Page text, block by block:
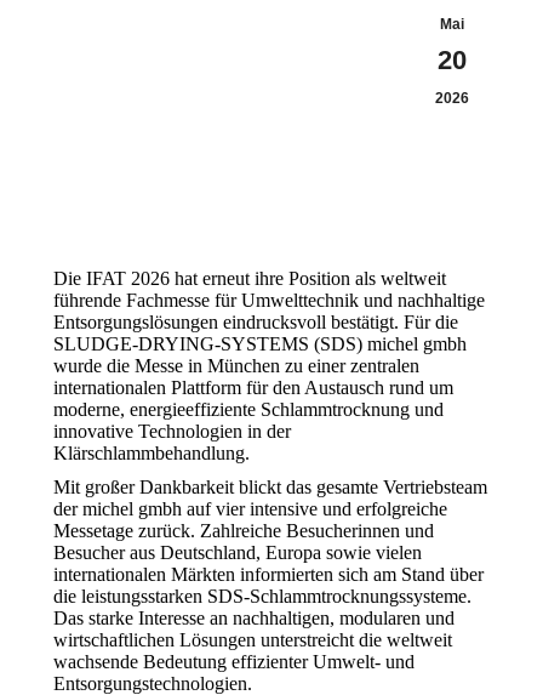
Mai
20
2026
Die IFAT 2026 hat erneut ihre Position als weltweit
führende Fachmesse für Umwelttechnik und nachhaltige
Entsorgungslösungen eindrucksvoll bestätigt. Für die
SLUDGE-DRYING-SYSTEMS (SDS) michel gmbh
wurde die Messe in München zu einer zentralen
internationalen Plattform für den Austausch rund um
moderne, energieeffiziente Schlammtrocknung und
innovative Technologien in der
Klärschlammbehandlung.
Mit großer Dankbarkeit blickt das gesamte Vertriebsteam
der michel gmbh auf vier intensive und erfolgreiche
Messetage zurück. Zahlreiche Besucherinnen und
Besucher aus Deutschland, Europa sowie vielen
internationalen Märkten informierten sich am Stand über
die leistungsstarken SDS-Schlammtrocknungssysteme.
Das starke Interesse an nachhaltigen, modularen und
wirtschaftlichen Lösungen unterstreicht die weltweit
wachsende Bedeutung effizienter Umwelt- und
Entsorgungstechnologien.